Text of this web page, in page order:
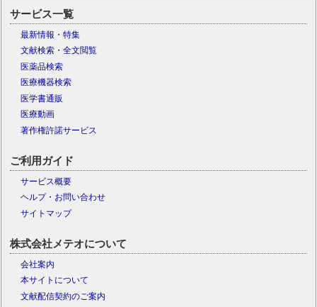
サービス一覧
最新情報・特集
文献検索・全文閲覧
医薬品検索
医療機器検索
医学書通販
医療動画
著作権許諾サービス
ご利用ガイド
サービス概要
ヘルプ・お問い合わせ
サイトマップ
株式会社メテオについて
会社案内
本サイトについて
文献配信契約のご案内